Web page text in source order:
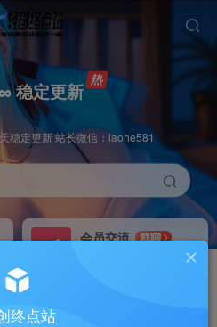
稳定更新
稳定更新 站长微信：laohe581
会员交流
群聊
终点站